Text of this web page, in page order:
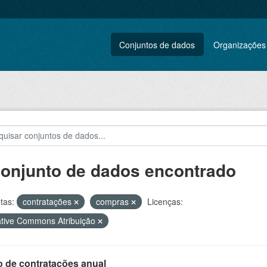
Conjuntos de dados Organizações
de dados encontrado
contratações compras
Licenças:
Commons Atribuição
de contratações anual